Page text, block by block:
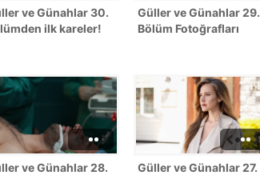
ve Günahlar 30.
ilk kareler!
Güller ve Günahlar 29.
Bölüm Fotoğrafları
ve Günahlar 28.
Güller ve Günahlar 27.